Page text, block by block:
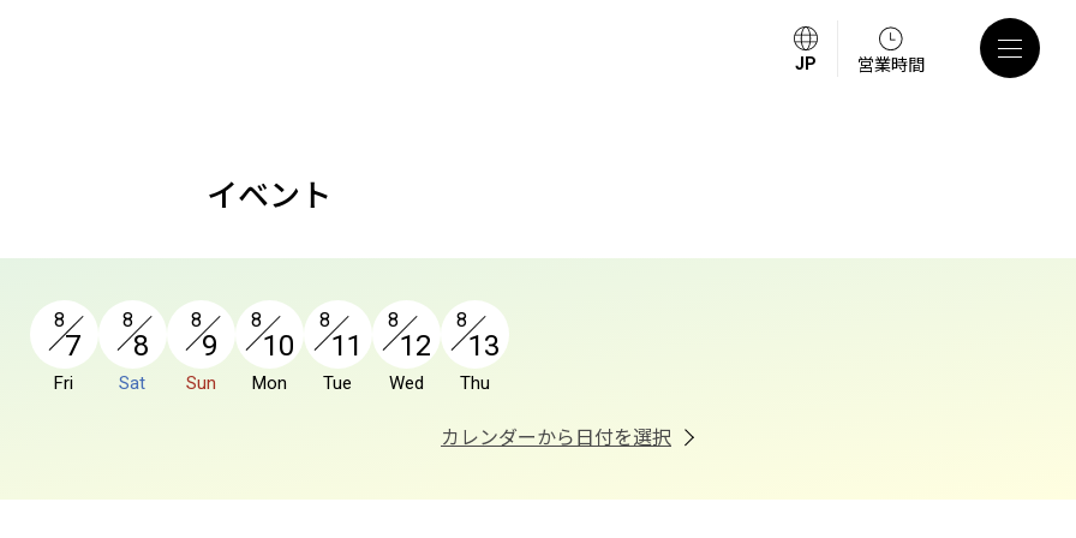
営業時間
イベント
8
7
Fri
8
8
Sat
8
9
Sun
8
10
Mon
8
11
Tue
8
12
Wed
8
13
Thu
カレンダーから日付を選択